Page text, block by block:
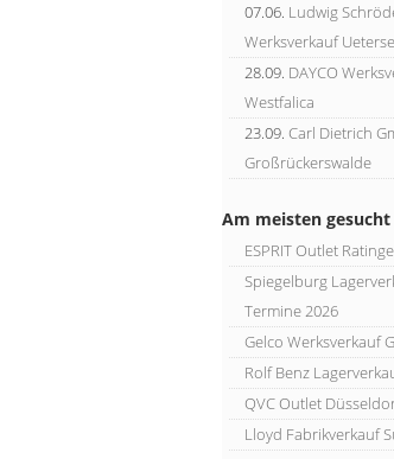
07.06. Ludwig
Werksverkauf
28.09. DAYCO
Westfalica
23.09. Carl Dietrich
Großrückerswalde
Am meisten gesucht
ESPRIT Outlet
Spiegelburg
Termine 2026
Gelco Werksverkauf
Rolf Benz
QVC Outlet
Lloyd Fabrikverkauf